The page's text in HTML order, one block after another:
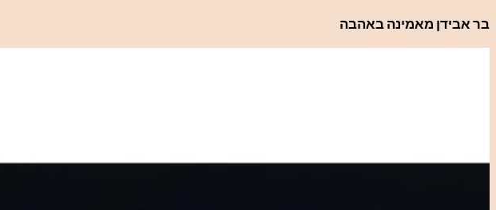
לדלג
בר אבידן מאמינה באהבה